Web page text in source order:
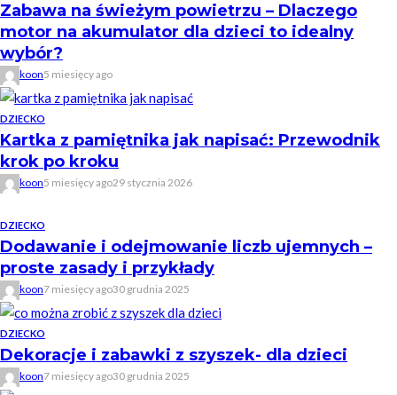
Zabawa na świeżym powietrzu – Dlaczego
motor na akumulator dla dzieci to idealny
wybór?
koon5 miesięcy ago
DZIECKO
Kartka z pamiętnika jak napisać: Przewodnik
krok po kroku
koon5 miesięcy ago29 stycznia 2026
DZIECKO
Dodawanie i odejmowanie liczb ujemnych –
proste zasady i przykłady
koon7 miesięcy ago30 grudnia 2025
DZIECKO
Dekoracje i zabawki z szyszek- dla dzieci
koon7 miesięcy ago30 grudnia 2025